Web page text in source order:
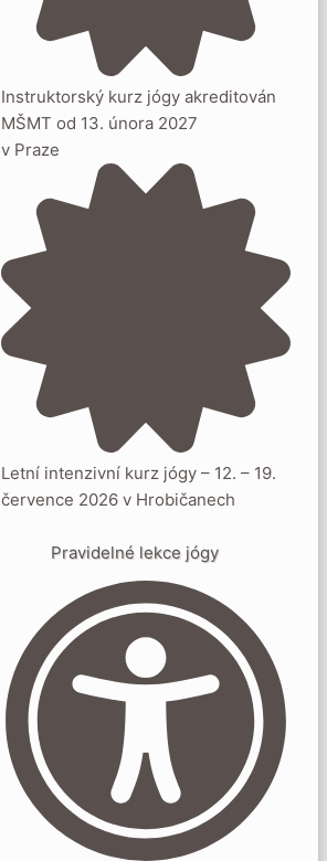
Instruktorský kurz jógy akreditován
MŠMT od 13. února 2027
v Praze
Letní intenzivní kurz jógy – 12. – 19.
července 2026 v Hrobičanech
Pravidelné lekce jógy